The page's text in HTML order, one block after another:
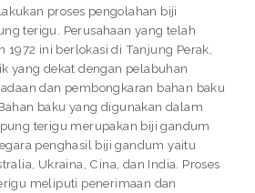
proses pengolahan biji
terigu. Perusahaan yang telah
1972 ini berlokasi di Tanjung Perak,
yang dekat dengan pelabuhan
dan pembongkaran bahan baku
baku yang digunakan dalam
terigu merupakan biji gandum
penghasil biji gandum yaitu
Ukraina, Cina, dan India. Proses
meliputi penerimaan dan